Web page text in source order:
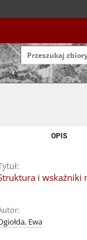
OPIS
i wskaźniki
Ewa